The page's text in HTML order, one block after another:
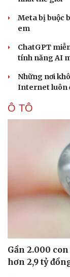
Dinh dưỡng -
Sản phụ khoa
Nhi khoa
Nam khoa
Meta bị buộc
em
ChatGPT
tính năng AI
Những nơi
Internet luôn
Ô TÔ
Gần 2.000
hơn 2,9 tỷ